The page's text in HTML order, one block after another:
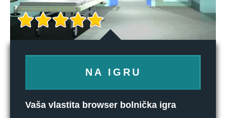
NA IGRU
Vaša vlastita browser bolnička igra